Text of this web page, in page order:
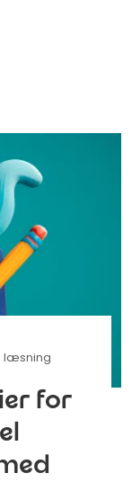
læsning
for